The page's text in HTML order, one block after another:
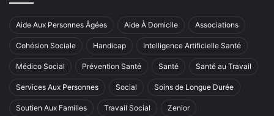
Aide Aux Personnes Âgées Aide À Domicile Associations
Cohésion Sociale Handicap Intelligence Artificielle Santé
Médico Social Prévention Santé Santé Santé au Travail
Services Aux Personnes Social Soins de Longue Durée
Soutien Aux Familles Travail Social Zenior